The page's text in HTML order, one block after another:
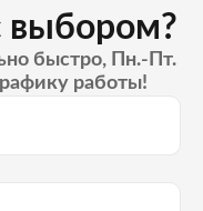
выбором?
быстро, Пн.-Пт.
работы!